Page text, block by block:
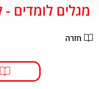
מגלים לומדים
חזרה